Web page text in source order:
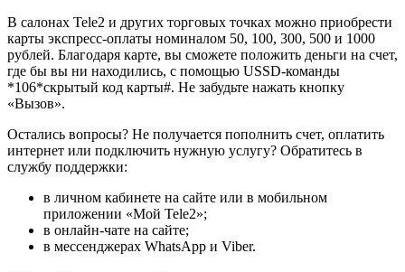
В салонах Tele2 и других торговых точках можно приобрести
карты экспресс-оплаты номиналом 50, 100, 300, 500 и 1000
рублей. Благодаря карте, вы сможете положить деньги на счет,
где бы вы ни находились, с помощью USSD-команды
*106*скрытый код карты#. Не забудьте нажать кнопку
«Вызов».
Остались вопросы? Не получается пополнить счет, оплатить
интернет или подключить нужную услугу? Обратитесь в
службу поддержки:
в личном кабинете на сайте или в мобильном
приложении «Мой Tele2»;
в онлайн-чате на сайте;
в мессенджерах WhatsApp и Viber.